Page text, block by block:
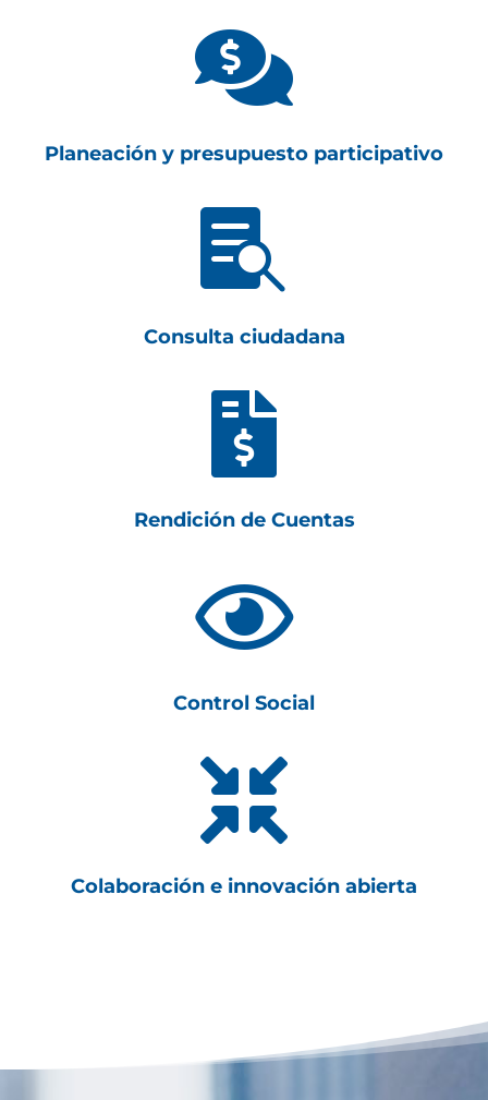

Planeación y presupuesto participativo

Consulta ciudadana

Rendición de Cuentas

Control Social

Colaboración e innovación abierta